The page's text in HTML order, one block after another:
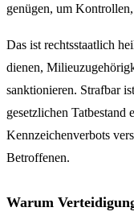
genügen, um
Das ist rechtsstaatlich
dienen,
sanktionieren. Strafbar
gesetzlichen Tatbestand
Kennzeichenverbots
Betroffenen.
Warum